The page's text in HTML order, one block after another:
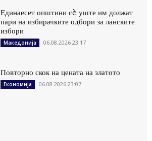
Единаесет општини сè уште им должат
пари на избирачките одбори за ланските
избори
Македонија 06.08.2026 23:17
Повторно скок на цената на златото
Економија 06.08.2026 23:07